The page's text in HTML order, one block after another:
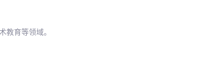
教育等领域。